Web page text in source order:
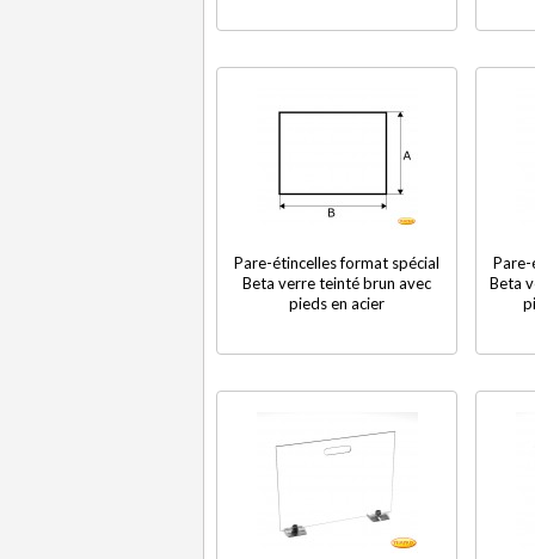
Pare-étincelles format spécial
Beta verre teinté brun avec
pieds en acier
Beta